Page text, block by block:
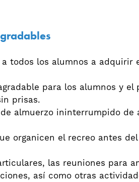
todos los alumnos a adquirir
para los alumnos y el
prisas.
almuerzo ininterrumpido
organicen el recreo antes
las reuniones para
así como otras